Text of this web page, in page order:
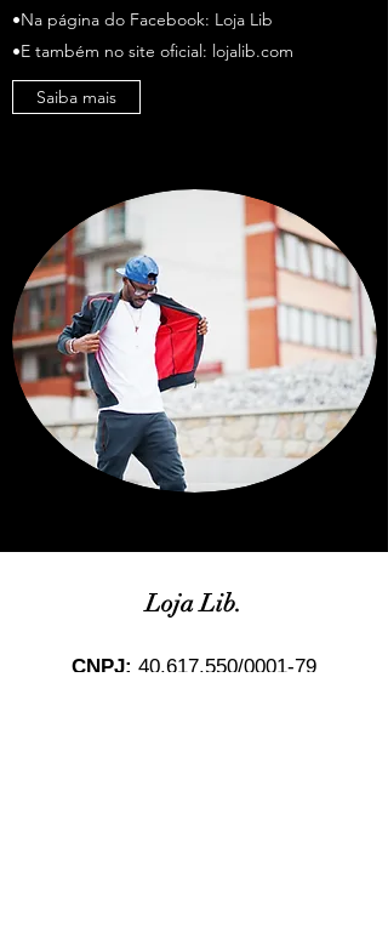
•Na página do Facebook: Loja Lib
•E também no site oficial: lojalib.com
Saiba mais
Loja Lib.
CNPJ: 40.617.550/0001-79